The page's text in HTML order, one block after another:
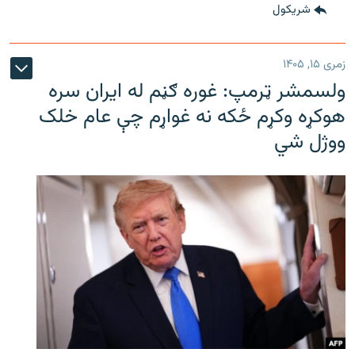
شريکول
زمری ۱۵, ۱۴۰۵
ولسمشر ټرمپ: غوره ګڼم له ایران سره
هوکړه وکړم ځکه نه غواړم چې عام خلک
ووژل شي